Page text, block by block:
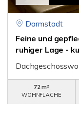
Darmstadt
Feine und
ruhiger Lage -
72 m²
WOHNFLÄCHE